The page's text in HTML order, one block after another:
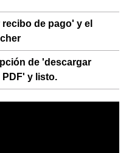
de pago' y el
de 'descargar
y listo.